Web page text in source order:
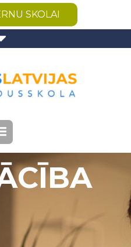
SKOLAI